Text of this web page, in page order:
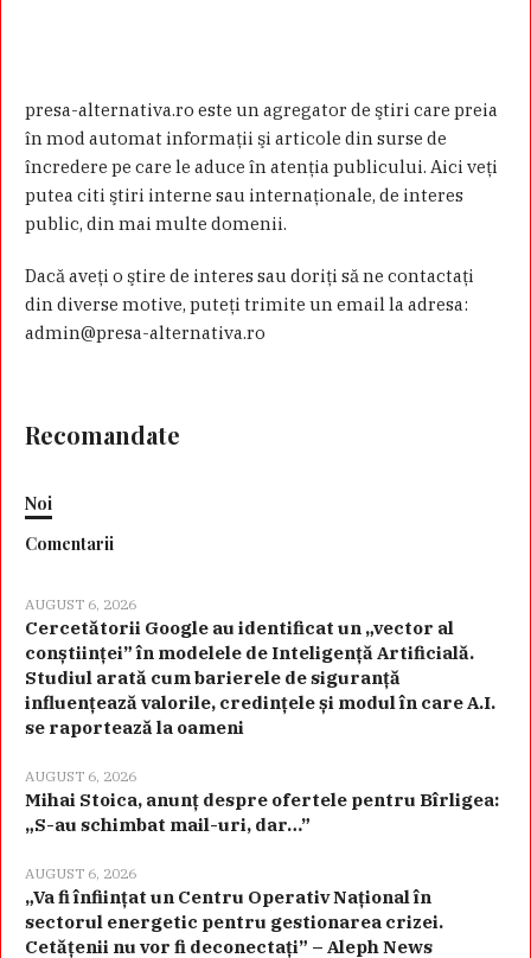
presa-alternativa.ro este un agregator de ştiri care preia
în mod automat informaţii şi articole din surse de
încredere pe care le aduce în atenţia publicului. Aici veţi
putea citi ştiri interne sau internaţionale, de interes
public, din mai multe domenii.
Dacă aveţi o ştire de interes sau doriţi să ne contactaţi
din diverse motive, puteţi trimite un email la adresa:
admin@presa-alternativa.ro
Recomandate
Noi
Comentarii
AUGUST 6, 2026
Cercetătorii Google au identificat un „vector al
conștiinței” în modelele de Inteligență Artificială.
Studiul arată cum barierele de siguranță
influențează valorile, credințele și modul în care A.I.
se raportează la oameni
AUGUST 6, 2026
Mihai Stoica, anunț despre ofertele pentru Bîrligea:
„S-au schimbat mail-uri, dar…”
AUGUST 6, 2026
„Va fi înființat un Centru Operativ Național în
sectorul energetic pentru gestionarea crizei.
Cetățenii nu vor fi deconectați” – Aleph News